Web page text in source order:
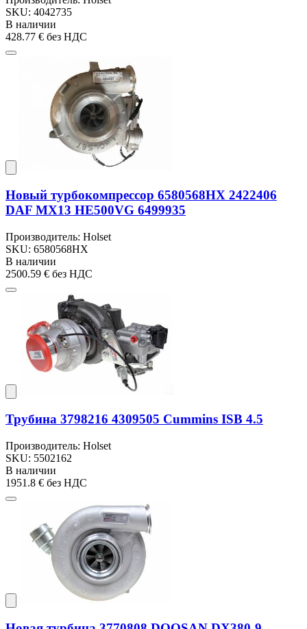
SKU: 4042735
В наличии
428.77 € без НДС
Новый турбокомпрессор 6580568HX 2422406
DAF MX13 HE500VG 6499935
Производитель: Holset
SKU: 6580568HX
В наличии
2500.59 € без НДС
Трубина 3798216 4309505 Cummins ISB 4.5
Производитель: Holset
SKU: 5502162
В наличии
1951.8 € без НДС